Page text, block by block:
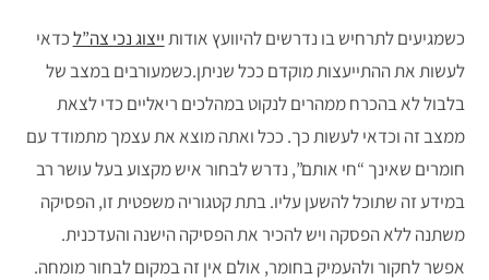
כשמגיעים לתרחיש בו נדרשים להיוועץ אודותייצוג נכי צה”לכדאי
לעשות את ההתייעצות מוקדם ככל שניתן.כשמעורבים במצב של
בלבול לא בהכרח ממהרים לנקוט במהלכים ריאליים כדי לצאת
ממצב זה וכדאי לעשות כך. ככל ואתה מוצא את עצמך מתמודד עם
חומרים שאינך “חי אותם”, נדרש לבחור איש מקצוע בעל עושר רב
במידע זה שתוכל להשען עליו. בתת קטגוריה משפטית זו, הפסיקה
משתנה ללא הפסקה ויש להכיר את הפסיקה הישנה והעדכנית.
אפשר לחקור ולהעמיק בחומר, אולם אין זה במקום לבחור מומחה.